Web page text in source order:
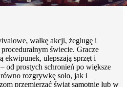
walkę akcji, żeglugę i
świecie. Gracze
ekwipunek, ulepszają sprzęt i
– od prostych schronień po większe
rozgrywkę solo, jak i
przemierzać świat samotnie lub w